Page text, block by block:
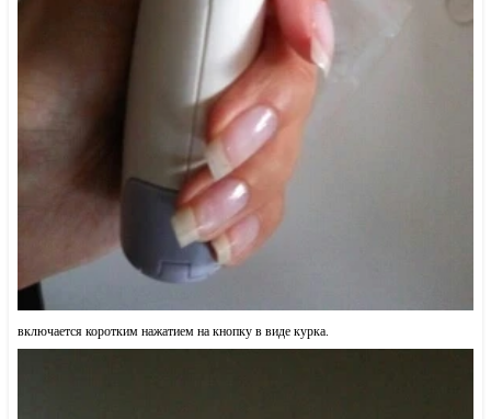
включается коротким нажатием на кнопку в виде курка.